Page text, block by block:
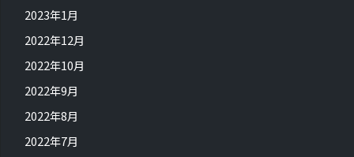
2023年1月
2022年12月
2022年10月
2022年9月
2022年8月
2022年7月